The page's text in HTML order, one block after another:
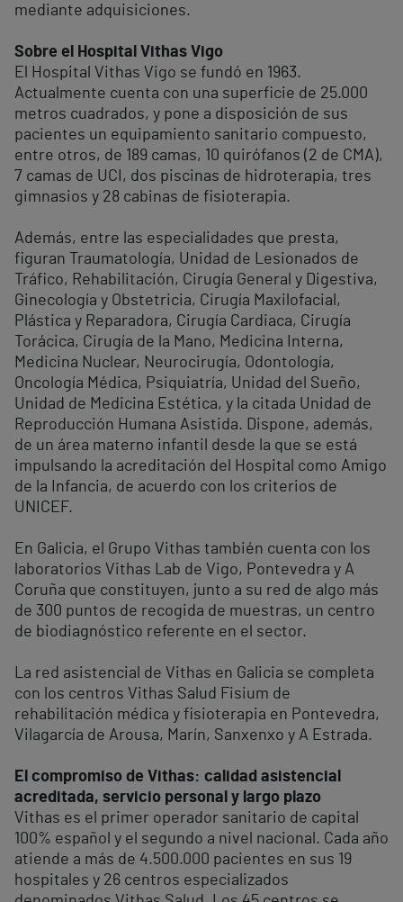
mediante adquisiciones.
Sobre el Hospital Vithas Vigo
El Hospital Vithas Vigo se fundó en 1963.
Actualmente cuenta con una superficie de 25.000
metros cuadrados, y pone a disposición de sus
pacientes un equipamiento sanitario compuesto,
entre otros, de 189 camas, 10 quirófanos (2 de CMA),
7 camas de UCI, dos piscinas de hidroterapia, tres
gimnasios y 28 cabinas de fisioterapia.
Además, entre las especialidades que presta,
figuran Traumatología, Unidad de Lesionados de
Tráfico, Rehabilitación, Cirugía General y Digestiva,
Ginecología y Obstetricia, Cirugía Maxilofacial,
Plástica y Reparadora, Cirugía Cardiaca, Cirugía
Torácica, Cirugía de la Mano, Medicina Interna,
Medicina Nuclear, Neurocirugía, Odontología,
Oncología Médica, Psiquiatría, Unidad del Sueño,
Unidad de Medicina Estética, y la citada Unidad de
Reproducción Humana Asistida. Dispone, además,
de un área materno infantil desde la que se está
impulsando la acreditación del Hospital como Amigo
de la Infancia, de acuerdo con los criterios de
UNICEF.
En Galicia, el Grupo Vithas también cuenta con los
laboratorios Vithas Lab de Vigo, Pontevedra y A
Coruña que constituyen, junto a su red de algo más
de 300 puntos de recogida de muestras, un centro
de biodiagnóstico referente en el sector.
La red asistencial de Vithas en Galicia se completa
con los centros Vithas Salud Fisium de
rehabilitación médica y fisioterapia en Pontevedra,
Vilagarcía de Arousa, Marín, Sanxenxo y A Estrada.
El compromiso de Vithas: calidad asistencial
acreditada, servicio personal y largo plazo
Vithas es el primer operador sanitario de capital
100% español y el segundo a nivel nacional. Cada año
atiende a más de 4.500.000 pacientes en sus 19
hospitales y 26 centros especializados